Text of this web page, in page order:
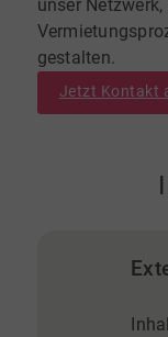
unser
gestalten.
Jetzt Kontakt